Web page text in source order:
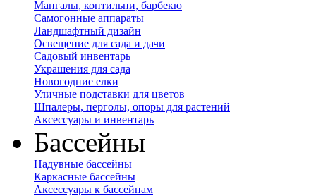
Мангалы, коптильни, барбекю
Самогонные аппараты
Ландшафтный дизайн
Освещение для сада и дачи
Садовый инвентарь
Украшения для сада
Новогодние елки
Уличные подставки для цветов
Шпалеры, перголы, опоры для растений
Аксессуары и инвентарь
Бассейны
Надувные бассейны
Каркасные бассейны
Аксессуары к бассейнам